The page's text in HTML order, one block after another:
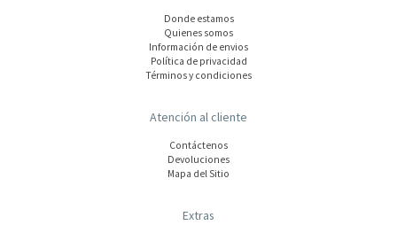
Donde estamos
Quienes somos
Información de envios
Polí­tica de privacidad
Términos y condiciones
Atención al cliente
Contáctenos
Devoluciones
Mapa del Sitio
Extras